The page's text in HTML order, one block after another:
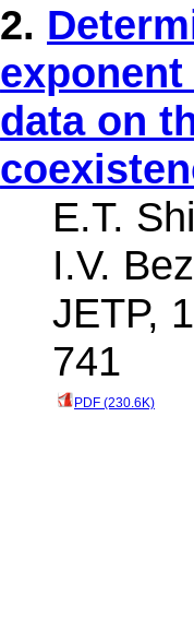
2.
data on
E.T.
I.V.
JETP,
741
PDF (230.6K)